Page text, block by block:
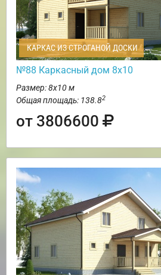
КАРКАС ИЗ СТРОГАНОЙ ДОСКИ
№88 Каркасный дом 8х10
Размер: 8х10 м
Общая площадь: 138.82
от 3806600